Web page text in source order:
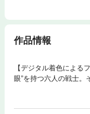
作品情報
【デジタル着色による
眼”を持つ六人の戦士。
自来也は、その答えに